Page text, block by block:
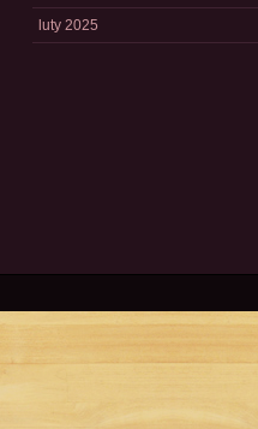
luty 2025